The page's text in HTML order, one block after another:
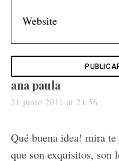
s
a
s
:
ana paula
21 junio 2011 at 21:56
Qué buena idea! mira
que son exquisitos, son
: